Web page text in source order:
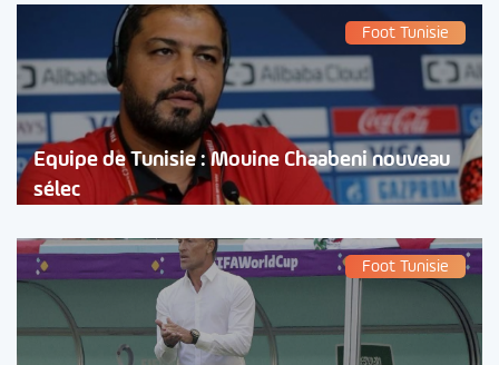
Foot Tunisie
Equipe de Tunisie : Mouine Chaabeni nouveau
sélec
Foot Tunisie